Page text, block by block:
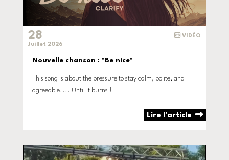
VIDÉO
28
Juillet 2026
Nouvelle chanson : "Be nice"
This song is about the pressure to stay calm, polite, and
agreeable.... Until it burns !
Lire l'article